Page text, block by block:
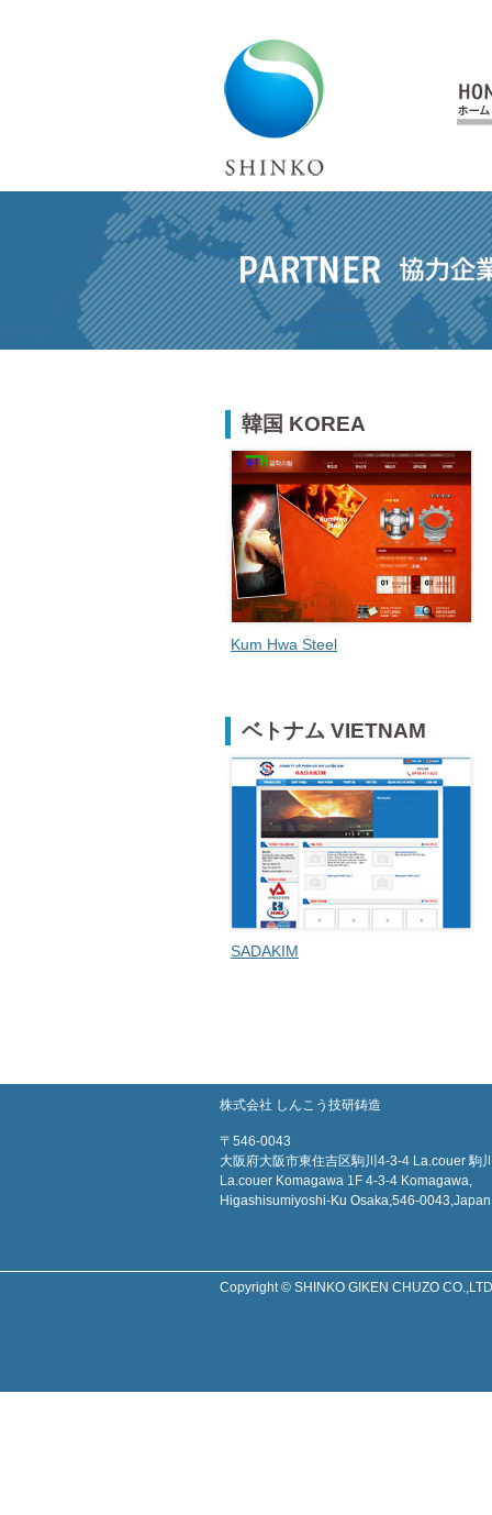
韓国 KOREA
Kum Hwa Steel
ベトナム VIETNAM
SADAKIM
株式会社 しんこう技研鋳造
〒546-0043
大阪府大阪市東住吉区駒川4-3-4 La.couer 駒
La.couer Komagawa 1F 4-3-4 Komagawa,
Higashisumiyoshi-Ku Osaka,546-0043,Japan
Copyright © SHINKO GIKEN CHUZO